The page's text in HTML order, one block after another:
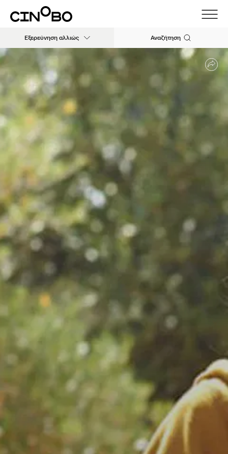
Εξερεύνηση αλλιώς Αναζήτηση